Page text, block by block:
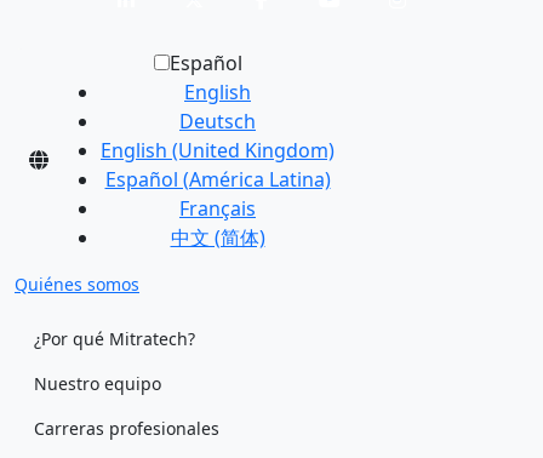
Español
English
Deutsch
English (United Kingdom)
Español (América Latina)
Français
中文 (简体)
Quiénes somos
¿Por qué Mitratech?
Nuestro equipo
Carreras profesionales